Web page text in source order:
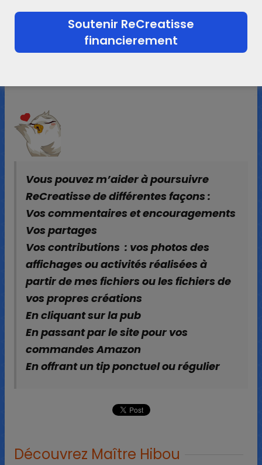
Vous pouvez m’aider à poursuivre
ReCreatisse de différentes façons :
Vos commentaires et encouragements
Vos partages
Vos contributions : vos photos des
affichages ou activités réalisées à
partir de mes fichiers ou les fichiers de
vos propres créations
En cliquant sur la pub
En passant par le site pour vos
commandes Amazon
En offrant un tip ponctuel ou régulier
Découvrez Maître Hibou
Soutenir ReCreatisse
financierement